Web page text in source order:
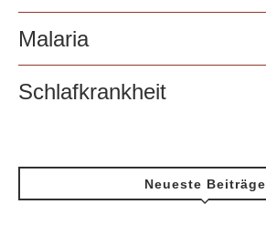
Malaria
Schlafkrankheit
Neueste Beiträge